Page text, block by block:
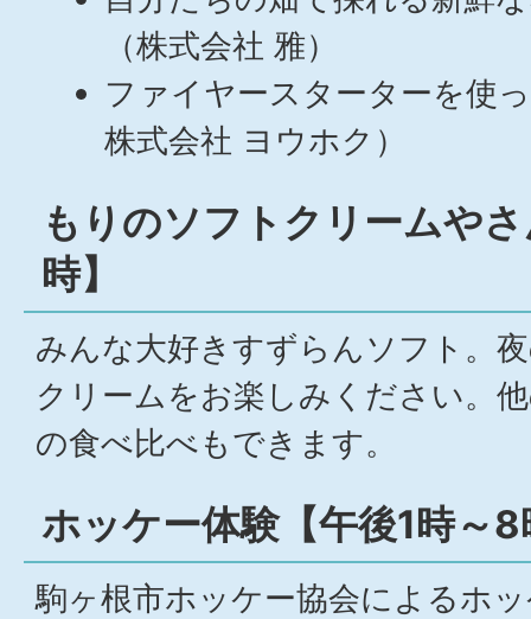
（株式会社 雅）
ファイヤースターターを使
株式会社 ヨウホク）
もりのソフトクリームや
時】
みんな大好きすずらんソフト。
クリームをお楽しみください。
の食べ比べもできます。
ホッケー体験【午後1時～8
駒ヶ根市ホッケー協会によるホ